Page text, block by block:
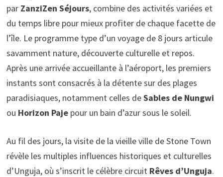
par ZanziZen Séjours, combine des activités variées et
du temps libre pour mieux profiter de chaque facette de
l’île. Le programme type d’un voyage de 8 jours articule
savamment nature, découverte culturelle et repos.
Après une arrivée accueillante à l’aéroport, les premiers
instants sont consacrés à la détente sur des plages
paradisiaques, notamment celles deSables de Nungwi
ou Horizon Pajepour un bain d’azur sous le soleil.
Au fil des jours, la visite de la vieille ville de Stone Town
révèle les multiples influences historiques et culturelles
d’Unguja, où s’inscrit le célèbre circuit Rêves d’Unguja.